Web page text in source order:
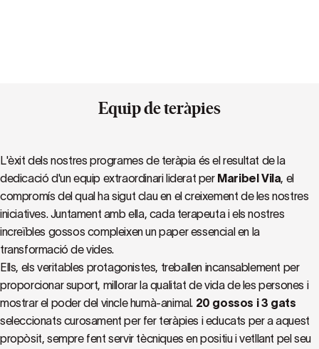
Equip de teràpies
L'èxit dels nostres programes de teràpia és el resultat de la
dedicació d'un equip extraordinari liderat per Maribel Vila, el
compromís del qual ha sigut clau en el creixement de les nostres
iniciatives. Juntament amb ella, cada terapeuta i els nostres
increïbles gossos compleixen un paper essencial en la
transformació de vides.
Ells, els veritables protagonistes, treballen incansablement per
proporcionar suport, millorar la qualitat de vida de les persones i
mostrar el poder del vincle humà-animal. 20 gossos i 3 gats
seleccionats curosament per fer teràpies i educats per a aquest
propòsit, sempre fent servir tècniques en positiu i vetllant pel seu